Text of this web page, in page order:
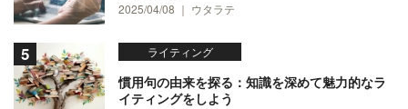
2025/04/08 ｜ ウタラテ
ライティング
慣用句の由来を探る：知識を深めて魅力的なラ
イティングをしよう